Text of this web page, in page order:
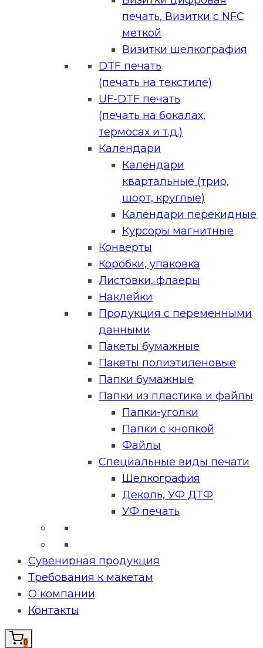
печать, Визитки с NFC
меткой
Визитки шелкография
DTF печать
(печать на текстиле)
UF-DTF печать
(печать на бокалах,
термосах и т.д.)
Календари
Календари
квартальные (трио,
шорт, круглые)
Календари перекидные
Курсоры магнитные
Конверты
Коробки, упаковка
Листовки, флаеры
Наклейки
Продукция с переменными
данными
Пакеты бумажные
Пакеты полиэтиленовые
Папки бумажные
Папки из пластика и файлы
Папки-уголки
Папки с кнопкой
Файлы
Специальные виды печати
Шелкография
Деколь, УФ ДТФ
УФ печать
Сувенирная продукция
Требования к макетам
О компании
Контакты
0